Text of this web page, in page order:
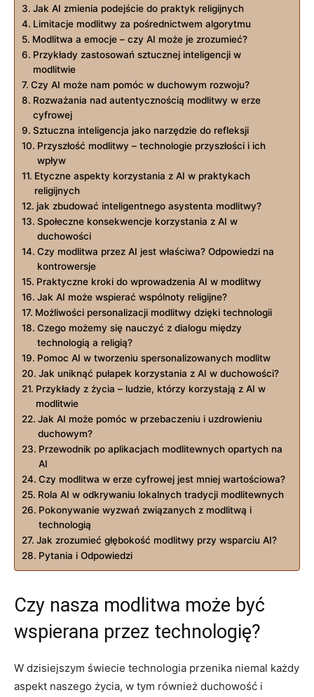
Jak AI zmienia podejście do praktyk religijnych
Limitacje modlitwy za pośrednictwem algorytmu
Modlitwa a emocje – czy AI może je zrozumieć?
Przykłady zastosowań sztucznej inteligencji w
modlitwie
Czy AI może nam pomóc w duchowym rozwoju?
Rozważania nad autentycznością modlitwy w erze
cyfrowej
Sztuczna inteligencja jako narzędzie do refleksji
Przyszłość modlitwy – technologie przyszłości i ich
wpływ
Etyczne aspekty korzystania z AI w praktykach
religijnych
jak zbudować inteligentnego asystenta modlitwy?
Społeczne konsekwencje korzystania z AI w
duchowości
Czy modlitwa przez AI jest właściwa? Odpowiedzi na
kontrowersje
Praktyczne kroki do wprowadzenia AI w modlitwy
Jak AI może wspierać wspólnoty religijne?
Możliwości personalizacji modlitwy dzięki technologii
Czego możemy się nauczyć z dialogu między
technologią a religią?
Pomoc AI w tworzeniu spersonalizowanych modlitw
Jak uniknąć pułapek korzystania z AI w duchowości?
Przykłady z życia – ludzie, którzy korzystają z AI w
modlitwie
Jak AI może pomóc w przebaczeniu i uzdrowieniu
duchowym?
Przewodnik po aplikacjach modlitewnych opartych na
AI
Czy modlitwa w erze cyfrowej jest mniej wartościowa?
Rola AI w odkrywaniu lokalnych tradycji modlitewnych
Pokonywanie wyzwań związanych z modlitwą i
technologią
Jak zrozumieć głębokość modlitwy przy wsparciu AI?
Pytania i Odpowiedzi
Czy nasza modlitwa może być
wspierana przez technologię?
W dzisiejszym świecie technologia przenika niemal każdy
aspekt naszego życia, w tym również duchowość i